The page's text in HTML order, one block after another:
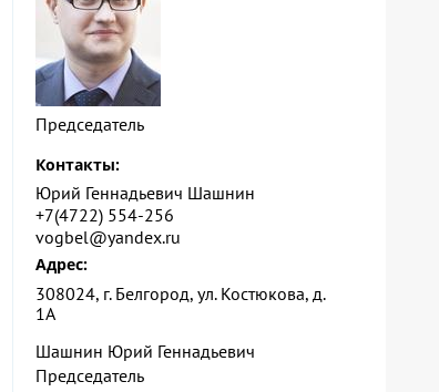
Председатель
Контакты:
Юрий Геннадьевич Шашнин
+7(4722) 554-256
vogbel@yandex.ru
Адрес:
308024, г. Белгород, ул. Костюкова, д.
1А
Шашнин Юрий Геннадьевич
Председатель